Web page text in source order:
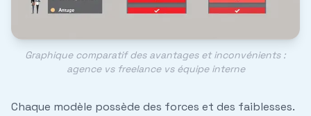
Graphique comparatif des avantages et inconvénients :
agence vs freelance vs équipe interne
Chaque modèle possède des forces et des faiblesses.